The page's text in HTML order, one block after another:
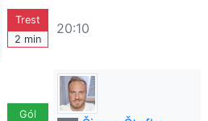
Trest
2 min
20:10
Gól